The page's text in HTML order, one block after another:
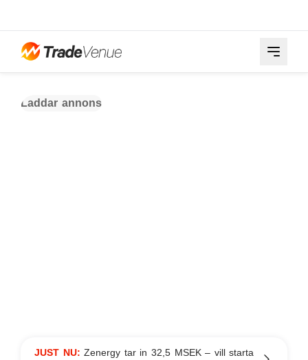
Laddar annons
JUST NU:Zenergy tar in 32,5 MSEK – vill starta